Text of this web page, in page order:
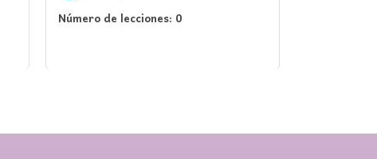
Número de lecciones: 0